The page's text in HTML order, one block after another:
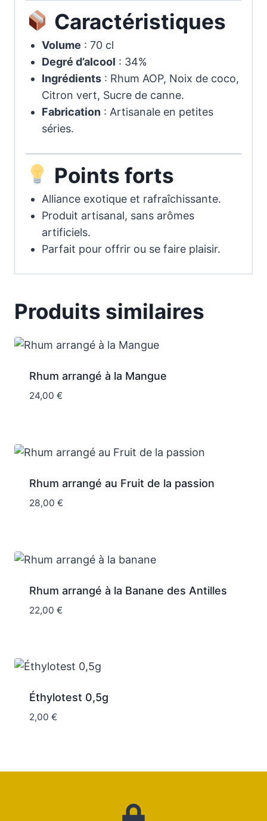
Caractéristiques
Volume : 70 cl
Degré d’alcool : 34%
Ingrédients : Rhum AOP, Noix de coco,
Citron vert, Sucre de canne.
Fabrication : Artisanale en petites
séries.
Points forts
Alliance exotique et rafraîchissante.
Produit artisanal, sans arômes
artificiels.
Parfait pour offrir ou se faire plaisir.
Produits similaires
Rhum arrangé à la Mangue
24,00 €
Rhum arrangé au Fruit de la passion
28,00 €
Rhum arrangé à la Banane des Antilles
22,00 €
Éthylotest 0,5g
2,00 €